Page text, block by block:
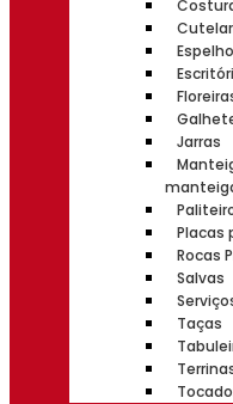
Jarras
Placas
Rocas
Salvas
Taças